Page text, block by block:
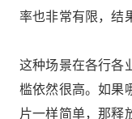
率也非常有限，结
这种场景在各行各
槛依然很高。如果
片一样简单，那释